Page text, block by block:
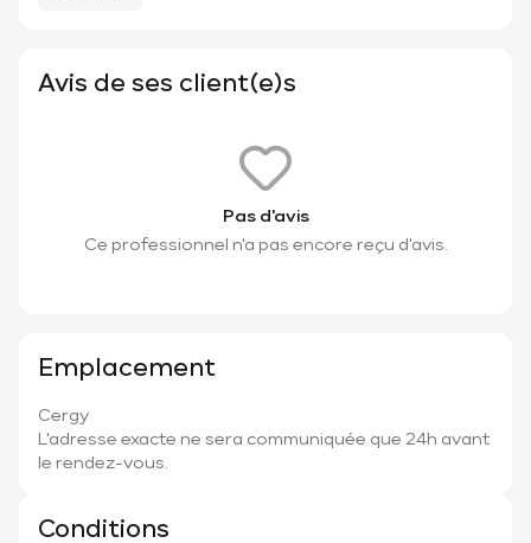
Avis de ses client(e)s
Pas d'avis
Ce professionnel n'a pas encore reçu d'avis.
Emplacement
Cergy
L'adresse exacte ne sera communiquée que 24h avant
le rendez-vous.
Conditions